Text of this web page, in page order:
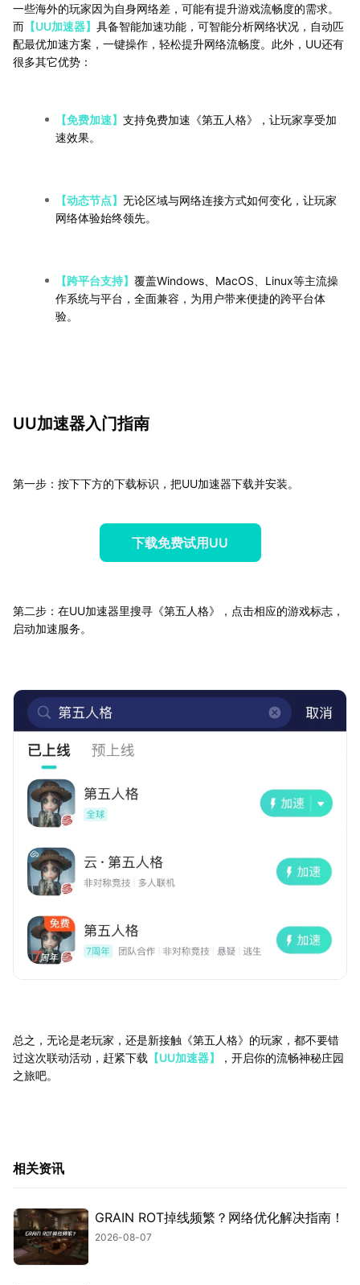
一些海外的玩家因为自身网络差，可能有提升游戏流畅度的需求。
而 【UU加速器】 具备智能加速功能，可智能分析网络状况，自动匹
配最优加速方案，一键操作，轻松提升网络流畅度。此外，UU还有
很多其它优势：
【免费加速】 支持免费加速《第五人格》，让玩家享受加
速效果。
【动态节点】 无论区域与网络连接方式如何变化，让玩家
网络体验始终领先。
【跨平台支持】 覆盖Windows、MacOS、Linux等主流操
作系统与平台，全面兼容，为用户带来便捷的跨平台体
验。
UU加速器入门指南
第一步：按下下方的下载标识，把UU加速器下载并安装。
下载免费试用UU
第二步：在UU加速器里搜寻《第五人格》，点击相应的游戏标志，
启动加速服务。
总之，无论是老玩家，还是新接触《第五人格》的玩家，都不要错
过这次联动活动，赶紧下载 【UU加速器】
，开启你的流畅神秘庄园
之旅吧。
相关资讯
GRAIN ROT掉线频繁？网络优化解决指南！
2026-08-07